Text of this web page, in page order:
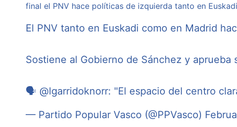
final el PNV hace políticas de izquierda tanto en
El PNV tanto en Euskadi como en Madrid
Sostiene al Gobierno de Sánchez y aprueba
🗣 @lgarridoknorr: "El espacio del centro
— Partido Popular Vasco (@PPVasco)